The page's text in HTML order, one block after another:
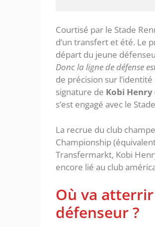
Courtisé par le Stade
d’un transfert et été. Le
départ du jeune
Donc la ligne de défense
de précision sur
signature de Kobi Henry
s’est engagé avec le
La recrue du club
Championship
Transfermarkt, Kobi
encore lié au club
Où va atterrir
défenseur ?